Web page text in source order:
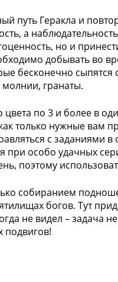
путь Геракла и
а
но и
добывать во
бесконечно
гранаты.
по 3 и более в
только нужные вам
с заданиями
при особо удачных
поэтому
собиранием
богов. Тут
не видел – задача
подвигов!